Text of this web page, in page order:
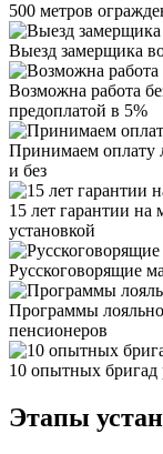
500 метров
Выезд замерщика
Возможна работа
предоплатой в 5%
Принимаем
и без
15 лет гарантии на
установкой
Русскоговорящие
Программы
пенсионеров
10 опытных бригад
Этапы